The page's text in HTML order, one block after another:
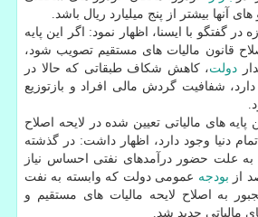
آنها بیشتر از پنج میلیارد ریال باشد.
گفتگو با ایسنا، اظهار نمود: اگر این پایه
قانون مالیات های مستقیم تصویب شود،
دولت، كاهش شكاف طبقاتی كه حالا در
شفافیت گردش مالی افراد و بازتوزیع
پایه های مالیاتی تعیین شده در لایحه اصلاح
دنیا وجود دارد، اظهار داشت: در گذشته
به علت حضور درآمدهای نفتی احساس نیاز
بودجه عمومی دولت كه وابسته به نفت
به اصلاح لایحه مالیات های مستقیم و
مالیاتی جدید شد.